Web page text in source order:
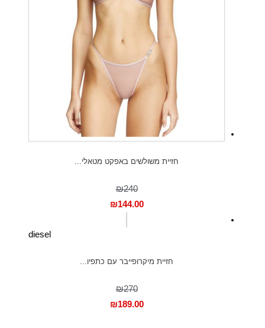
חזיית משולשים באפקט מטאלי...
₪240
₪144.00
diesel
חזיית מיקרופייבר עם כתפיו...
₪270
₪189.00